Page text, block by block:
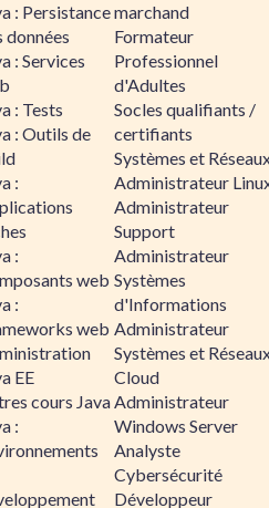
: Persistance
données
: Services
: Tests
: Outils de
:
:
web
:
web
EE
cours Java
:
marchand
Formateur
Professionnel
d'Adultes
Socles qualifiants /
certifiants
Systèmes et
Administrateur
Administrateur
Support
Administrateur
Systèmes
d'Informations
Administrateur
Systèmes et
Cloud
Administrateur
Windows Server
Analyste
Cybersécurité
Développeur